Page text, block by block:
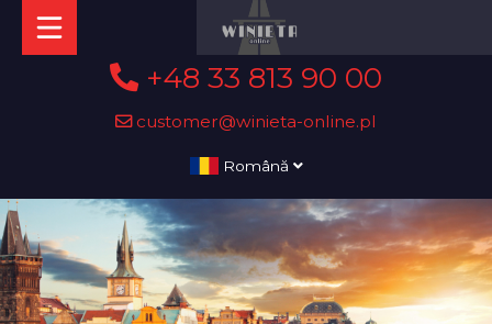
+48 33 813 90 00
customer@winieta-online.pl
Română